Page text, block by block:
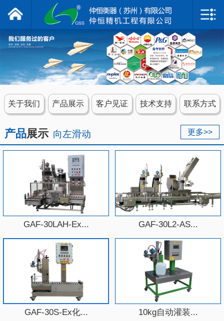
仲恒衡器
网站首页
关于我们
客户见证
关于我们 产品展示 客户见证 技术支持 联系方式
更多>>
产品展示 向左滑动
GAF-30LAH-Ex... GAF-30L2-AS...
GAF-30S-Ex化... 10kg自动灌装...